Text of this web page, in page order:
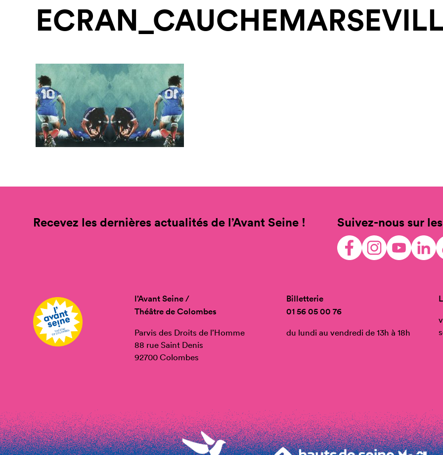
Recevez les dernières actualités de l’Avant Seine ! Suivez-nous sur
l’Avant Seine /
Théâtre de Colombes
Parvis des Droits de l’Homme
88 rue Saint Denis
92700 Colombes
Billetterie
01 56 05 00 76
du lundi au vendredi de 13h à 18h